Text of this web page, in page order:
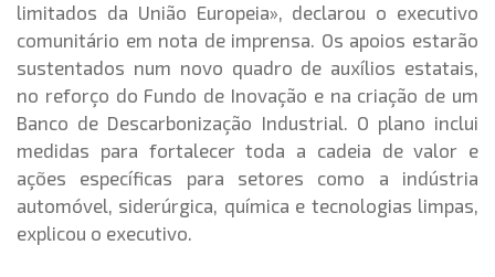
limitados da União Europeia», declarou o executivo
comunitário em nota de imprensa. Os apoios estarão
sustentados num novo quadro de auxílios estatais,
no reforço do Fundo de Inovação e na criação de um
Banco de Descarbonização Industrial. O plano inclui
medidas para fortalecer toda a cadeia de valor e
ações específicas para setores como a indústria
automóvel, siderúrgica, química e tecnologias limpas,
explicou o executivo.